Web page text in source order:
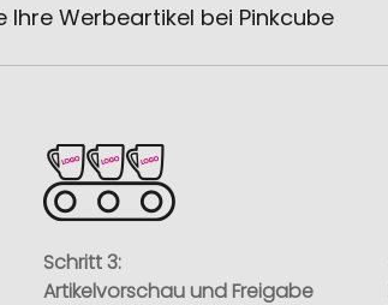
Ihre Werbeartikel bei Pinkcube
Schritt 3:
Artikelvorschau und Freigabe